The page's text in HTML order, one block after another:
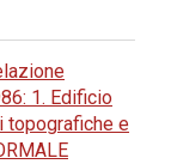
1. Edificio
topografiche e